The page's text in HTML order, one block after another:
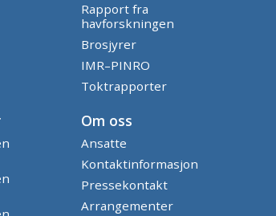
Rapport fra
havforskningen
Brosjyrer
IMR–PINRO
Toktrapporter
Om oss
Ansatte
Kontaktinformasjon
Pressekontakt
Arrangementer